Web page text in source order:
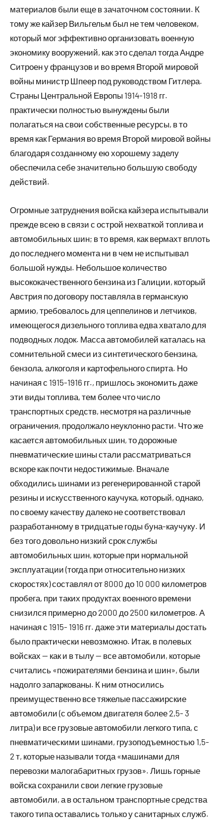
материалов были еще в зачаточном состоянии. К
тому же кайзер Вильгельм был не тем человеком,
который мог эффективно организовать военную
экономику вооружений, как это сделал тогда Андре
Ситроен у французов и во время Второй мировой
войны министр Шпеер под руководством Гитлера.
Страны Центральной Европы 1914-1918 гг.
практически полностью вынуждены были
полагаться на свои собственные ресурсы, в то
время как Германия во время Второй мировой войны
благодаря созданному ею хорошему заделу
обеспечила себе значительно большую свободу
действий.
Огромные затруднения войска кайзера испытывали
прежде всею в связи с острой нехваткой топлива и
автомобильных шин; в то время, как вермахт вплоть
до последнего момента ни в чем не испытывал
большой нужды. Небольшое количество
высококачественного бензина из Галиции, который
Австрия по договору поставляла в германскую
армию, требовалось для цеппелинов и летчиков,
имеющегося дизельного топлива едва хватало для
подводных лодок. Масса автомобилей каталась на
сомнительной смеси из синтетического бензина,
бензола, алкоголя и картофельного спирта. Но
начиная с 1915-1916 гг., пришлось экономить даже
эти виды топлива, тем более что число
транспортных средств, несмотря на различные
ограничения, продолжало неуклонно расти. Что же
касается автомобильных шин, то дорожные
пневматические шины стали рассматриваться
вскоре как почти недостижимые. Вначале
обходились шинами из регенерированной старой
резины и искусственного каучука, который, однако,
по своему качеству далеко не соответствовал
разработанному в тридцатые годы буна-каучуку. И
без того довольно низкий срок службы
автомобильных шин, которые при нормальной
эксплуатации (тогда при относительно низких
скоростях) составлял от 8000 до 10 000 километров
пробега, при таких продуктах военного времени
снизился примерно до 2000 до 2500 километров. А
начиная с 1915- 1916 гг. даже эти материалы достать
было практически невозможно. Итак, в полевых
войсках — как и в тылу — все автомобили, которые
считались «пожирателями бензина и шин», были
надолго запаркованы. К ним относились
преимущественно все тяжелые пассажирские
автомобили (с объемом двигателя более 2,5- 3
литра) и все грузовые автомобили легкого типа, с
пневматическими шинами, грузоподъемностью 1,5-
2 т, которые называли тогда «машинами для
перевозки малогабаритных грузов». Лишь горные
войска сохранили свои легкие грузовые
автомобили, а в остальном транспортные средства
такого типа оставались только у санитарных служб.